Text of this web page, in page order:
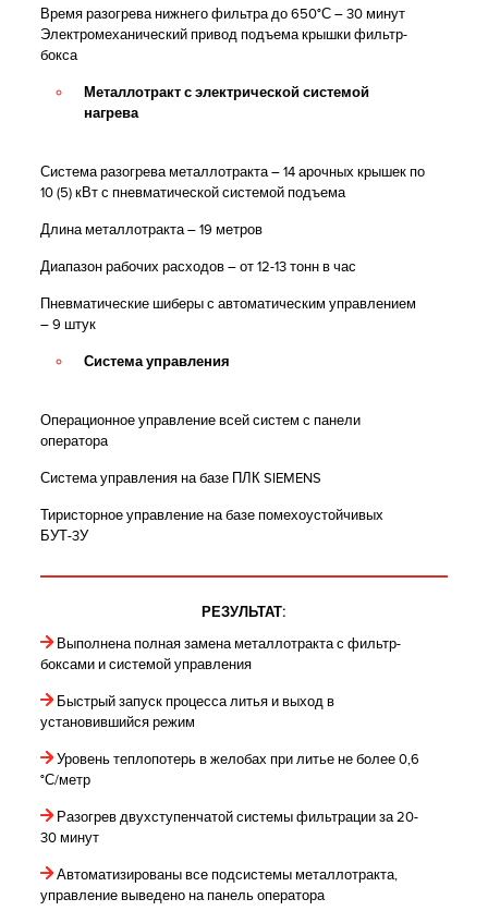
Время разогрева нижнего фильтра до 650°С – 30 минут
Электромеханический привод подъема крышки фильтр-
бокса
Металлотракт с электрической системой
нагрева
Система разогрева металлотракта – 14 арочных крышек по
10 (5) кВт с пневматической системой подъема
Длина металлотракта – 19 метров
Диапазон рабочих расходов – от 12-13 тонн в час
Пневматические шиберы с автоматическим управлением
– 9 штук
Система управления
Операционное управление всей систем с панели
оператора
Система управления на базе ПЛК SIEMENS
Тиристорное управление на базе помехоустойчивых
БУТ-3У
РЕЗУЛЬТАТ:
Выполнена полная замена металлотракта с фильтр-
боксами и системой управления
Быстрый запуск процесса литья и выход в
установившийся режим
Уровень теплопотерь в желобах при литье не более 0,6
°С/метр
Разогрев двухступенчатой системы фильтрации за 20-
30 минут
Автоматизированы все подсистемы металлотракта,
управление выведено на панель оператора